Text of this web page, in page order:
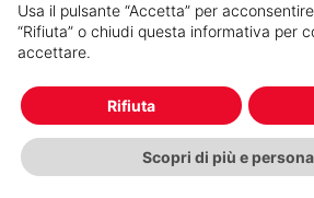
©
_tutti i diritti riservati
Versione sistema 3.0
v1.10.11
Usa il pulsante “Accetta” per
“Rifiuta” o chiudi questa informativa per
accettare.
Scopri di più e
Rifiuta